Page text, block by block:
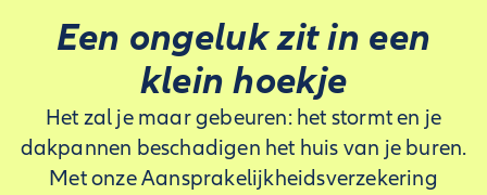
Een ongeluk zit in een
klein hoekje
Het zal je maar gebeuren: het stormt en je
dakpannen beschadigen het huis van je buren.
Met onze Aansprakelijkheidsverzekering